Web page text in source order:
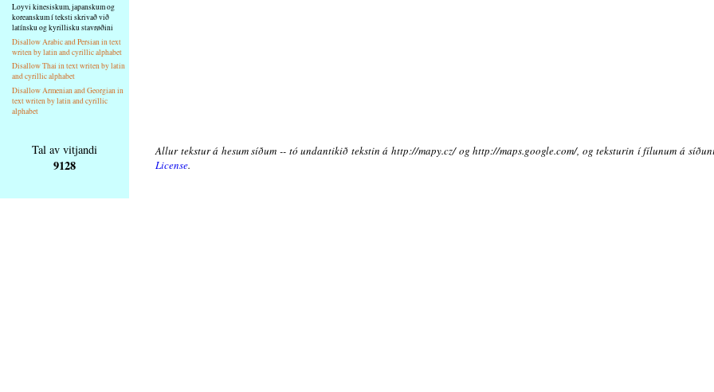
Loyvi kinesiskum, japanskum og
koreanskum í teksti skrivað við
latínsku og kyrillisku stavrøðini
Disallow Arabic and Persian in text
writen by latin and cyrillic alphabet
Disallow Thai in text writen by latin
and cyrillic alphabet
Disallow Armenian and Georgian in
text writen by latin and cyrillic
alphabet
Tal av vitjandi
9128
Allur tekstur á hesum síðum -- tó undantikið tekstin á http://mapy.cz/ og http://maps.google.com/, og teksturin í fílunum á
License.